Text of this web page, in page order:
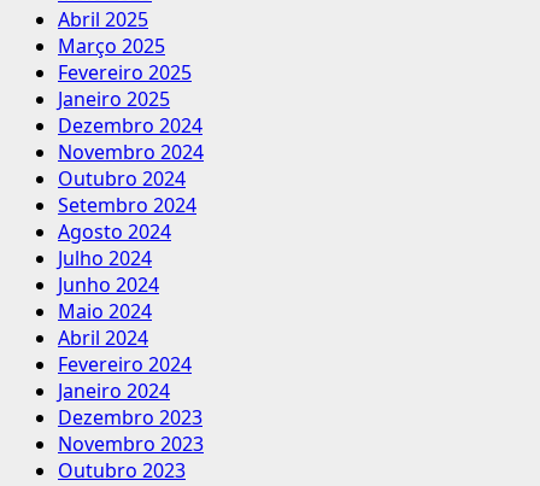
Abril 2025
Março 2025
Fevereiro 2025
Janeiro 2025
Dezembro 2024
Novembro 2024
Outubro 2024
Setembro 2024
Agosto 2024
Julho 2024
Junho 2024
Maio 2024
Abril 2024
Fevereiro 2024
Janeiro 2024
Dezembro 2023
Novembro 2023
Outubro 2023